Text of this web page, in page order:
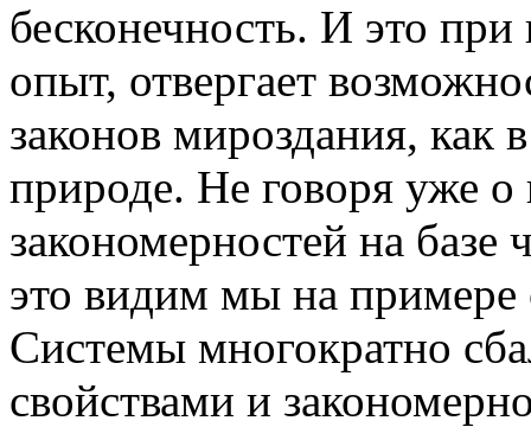
бесконечность. И это
опыт, отвергает
законов мироздания, как
природе. Не говоря уже о
закономерностей на
это видим мы на примере
Системы многократно
свойствами и